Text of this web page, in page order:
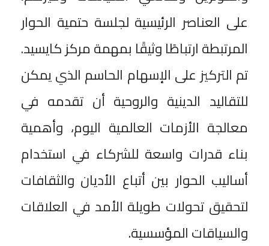
على العناصر الرئيسية لجلسة حتمية الحوار
المرتبطة ارتباطًا وثيقًا بمهمة مركز كايسيد.
تم التركيز على الإسهام الحاسم الذي يمكن
للتقاليد الدينية والروحية أن تقدمه في
معالجة الأزمات العالمية اليوم، وأهمية
بناء قدرات واسعة للشركاء في استخدام
أساليب الحوار بين أتباع الأديان والثقافات
لتحقيق تحولات طويلة الأمد في العلاقات
والسياقات المؤسسية.